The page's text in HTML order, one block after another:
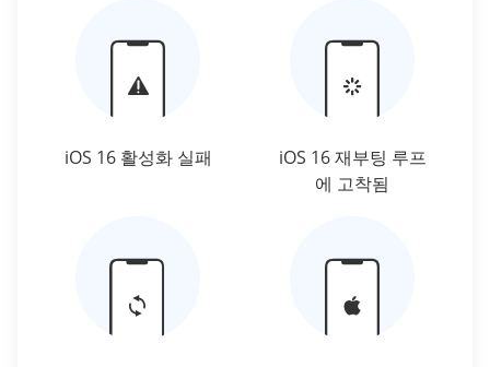
iOS 16 활성화 실패
iOS 16 재부팅 루프
에 고착됨